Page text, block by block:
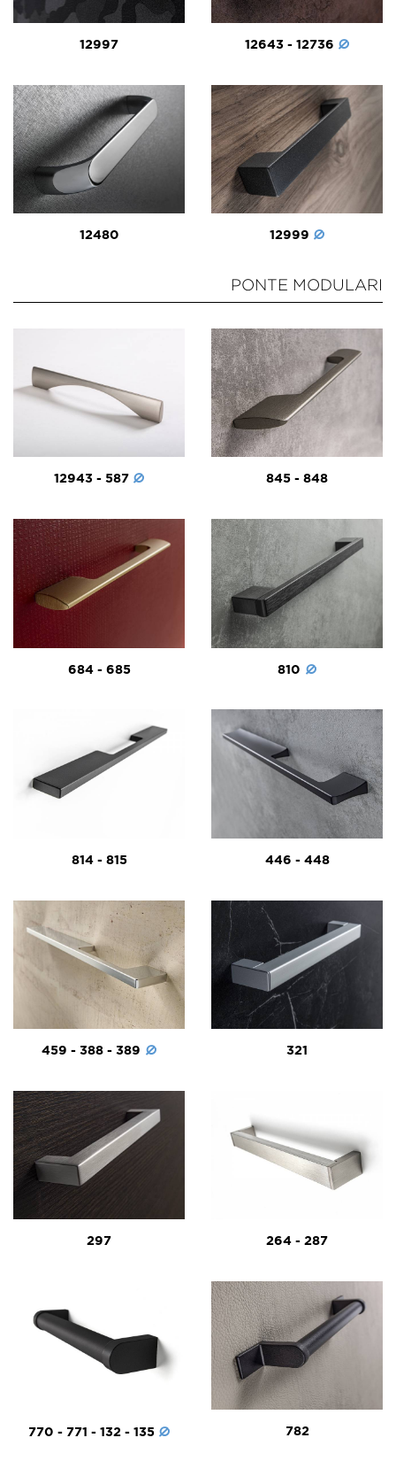
12997 12643 - 12736
12480 12999
PONTE MODULARI
12943 - 587 845 - 848
684 - 685 810
814 - 815 446 - 448
459 - 388 - 389 321
297 264 - 287
770 - 771 - 132 - 135 782